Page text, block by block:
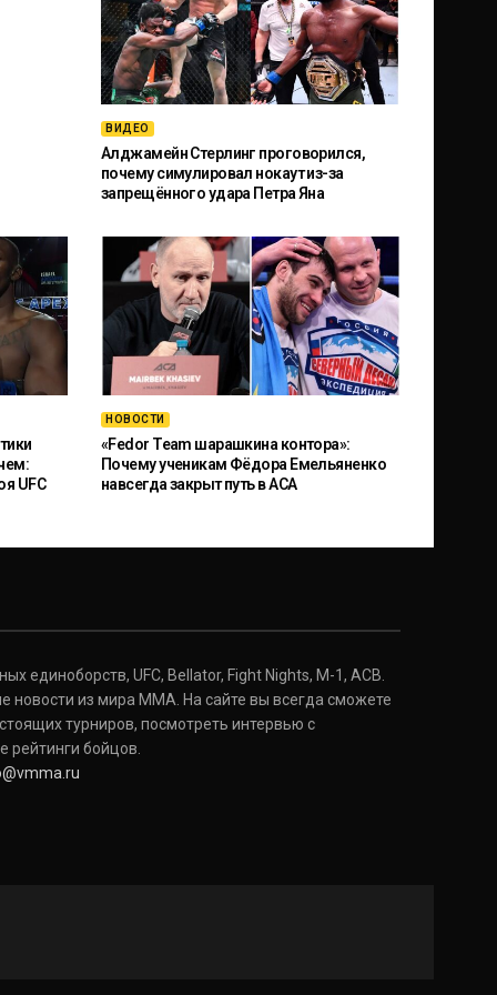
ВИДЕО
Алджамейн Стерлинг проговорился,
почему симулировал нокаут из-за
запрещённого удара Петра Яна
UFC
НОВОСТИ
«Fedor Team шарашкина контора»:
Почему ученикам Фёдора Емельяненко
навсегда закрыт путь в ACA
единоборств, UFC, Bellator, Fight Nights, M-1, ACB.
новости из мира ММА. На сайте вы всегда сможете
турниров, посмотреть интервью с
бойцов.